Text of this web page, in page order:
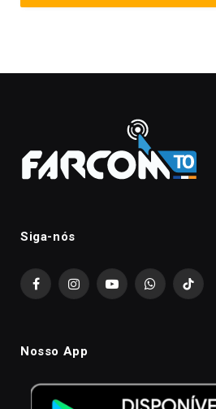
Siga-nós
FacebookInstagramYouTubeWhatsAppTikTok
Nosso App